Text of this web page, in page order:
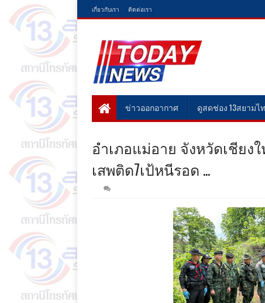
เกี่ยวกับเรา ติดต่อเรา
ข่าวออกอากาศ ดูสดช่อง 13สยามไ
อำเภอแม่อาย จังหวัดเชีย
เสพติด7เป้หนีรอด ...